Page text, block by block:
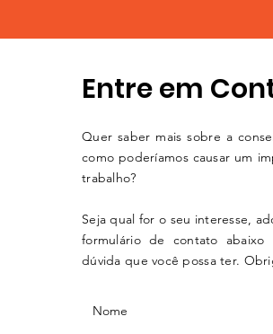
Entre em
Quer saber mais sobre a
como poderíamos causar um
trabalho?
Seja qual for o seu interesse,
formulário de contato
dúvida que você possa ter.